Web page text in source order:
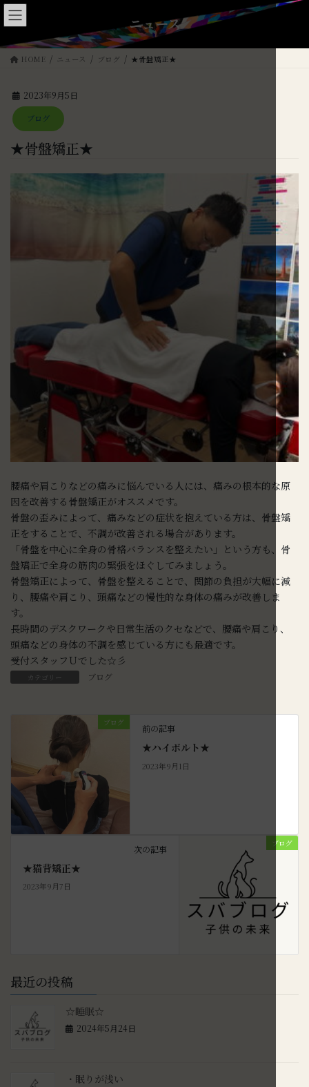
コ
ン
ン
ナ
ビ
ー
ニュース
HOME ニュース ブログ ★骨盤矯正★
2023年9月5日
ブログ
★骨盤矯正★
腰痛や肩こりなどの痛みに悩んでいる人には、痛みの根本的な原
因を改善する骨盤矯正がオススメです。
骨盤の歪みによって、痛みなどの症状を抱えている方は、骨盤矯
正をすることで、不調が改善される場合があります。
「骨盤を中心に全身の骨格バランスを整えたい」という方も、骨
盤矯正で全身の筋肉の緊張をほぐしてみましょう。
骨盤矯正によって、骨盤を整えることで、関節の負担が大幅に減
り、腰痛や肩こり、頭痛などの慢性的な身体の痛みが改善しま
す。
長時間のデスクワークや日常生活のクセなどで、腰痛や肩こり、
頭痛などの身体の不調を感じている方にも最適です。
受付スタッフＵでした☆彡
カテゴリー ブログ
ブログ
前の記事
★ハイボルト★
2023年9月1日
ブログ
次の記事
★猫背矯正★
2023年9月7日
最近の投稿
☆睡眠☆
2024年5月24日
・眠りが浅い